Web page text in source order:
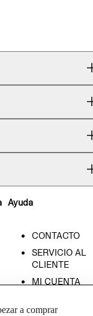
Ayuda
CONTACTO
SERVICIO AL
CLIENTE
MI CUENTA
TIENDAS
a comprar